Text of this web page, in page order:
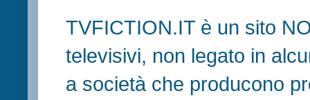
TVFICTION.IT è un sito
televisivi, non legato in
a società che producono